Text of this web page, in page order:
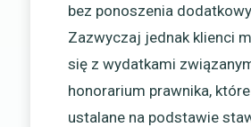
bez ponoszenia
Zazwyczaj jednak klienci
się z wydatkami
honorarium prawnika,
ustalane na podstawie